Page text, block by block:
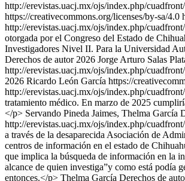
http://erevistas.uacj.mx/ojs/index.php/
https://creativecommons.org/licenses/by-sa/4.0
http://erevistas.uacj.mx/ojs/index.php/
otorgada por el Congreso del Estado de
Investigadores Nivel II. Para la Universidad
Derechos de autor 2026 Jorge Arturo Salas
http://erevistas.uacj.mx/ojs/index.php/
2026 Ricardo León García https://
http://erevistas.uacj.mx/ojs/index.php/
tratamiento médico. En marzo de 2025
</p> Servando Pineda Jaimes, Thelma García
http://erevistas.uacj.mx/ojs/index.php/
a través de la desaparecida Asociación de
centros de información en el estado de
que implica la búsqueda de información en la
alcance de quien investiga”y como está podía
entonces.</p> Thelma García Derechos de